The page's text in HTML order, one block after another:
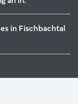
in Fischbachtal